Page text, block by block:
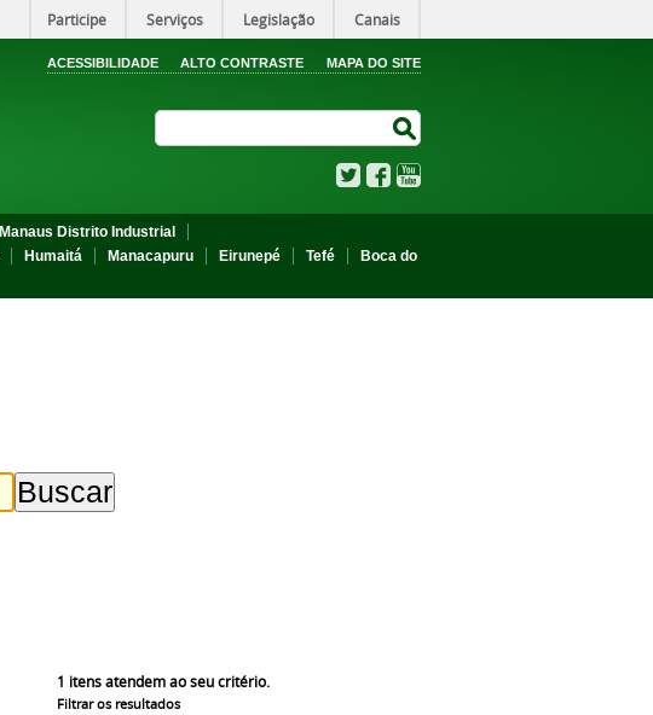
Participe Serviços Legislação Canais
ACESSIBILIDADE ALTO CONTRASTE MAPA DO SITE
TwitterFacebook
Manaus Distrito Industrial
Humaitá Manacapuru Eirunepé Tefé
Boca do
1 itens atendem ao seu critério.
Filtrar os resultados